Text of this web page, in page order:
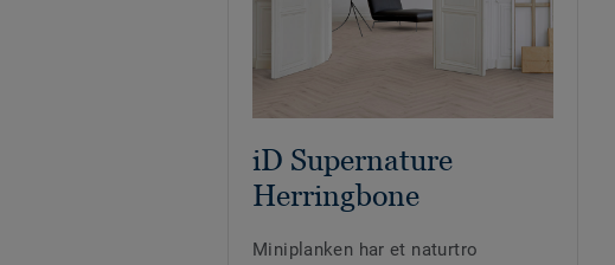
iD Supernature
Herringbone
Miniplanken har et naturtro